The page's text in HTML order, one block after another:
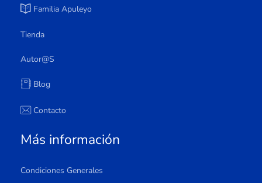
Familia Apuleyo
Tienda
Autor@s
Blog
Contacto
Más información
Condiciones Generales